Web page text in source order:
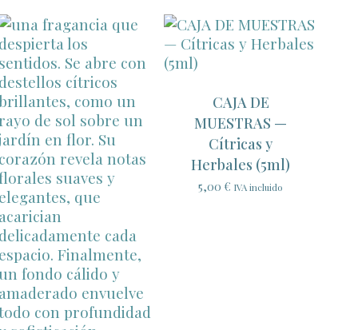
11,00 €
hasta
104,00 €
CAJA DE
MUESTRAS —
Cítricas y
Herbales (5ml)
5,00 € IVA incluido